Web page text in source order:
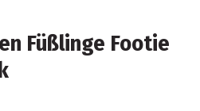
Füßlinge Footie